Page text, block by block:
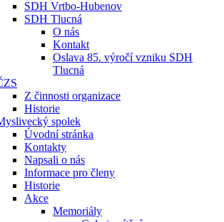
SDH Vrtbo-Hubenov
SDH Tlucná
O nás
Kontakt
Oslava 85. výročí vzniku SDH
Tlucná
Z činnosti organizace
Historie
spolek
Úvodní stránka
Kontakty
Napsali o nás
Informace pro členy
Historie
Akce
Memoriály